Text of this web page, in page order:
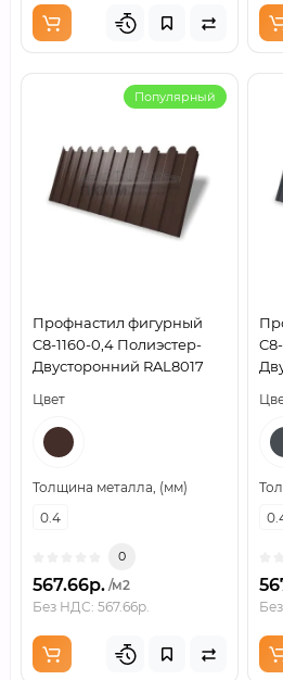
Популярный
Профнастил фигурный
C8-1160-0,4 Полиэстер-
Двусторонний RAL8017
Цвет
Толщина металла, (мм)
0.4
0
567.66р. /м2
Без НДС: 567.66р.